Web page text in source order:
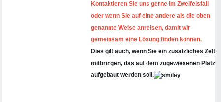
Kontaktieren Sie uns gerne im Zweifelsfall
oder wenn Sie auf eine andere als die oben
genannte Weise anreisen, damit wir
gemeinsam eine Lösung finden können.
Dies gilt auch, wenn Sie ein zusätzliches Zelt
mitbringen, das auf dem zugewiesenen Platz
aufgebaut werden soll.